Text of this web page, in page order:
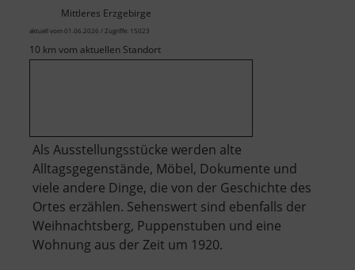
Mittleres Erzgebirge
aktuell vom 01.06.2026 / Zugriffe: 15023
10 km vom aktuellen Standort
Als Ausstellungsstücke werden alte
Alltagsgegenstände, Möbel, Dokumente und
viele andere Dinge, die von der Geschichte des
Ortes erzählen. Sehenswert sind ebenfalls der
Weihnachtsberg, Puppenstuben und eine
Wohnung aus der Zeit um 1920.